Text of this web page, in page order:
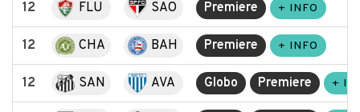
12 FLU SAO Premiere + INFO
12 CHA BAH Premiere + INFO
12 SAN AVA Globo Premiere +